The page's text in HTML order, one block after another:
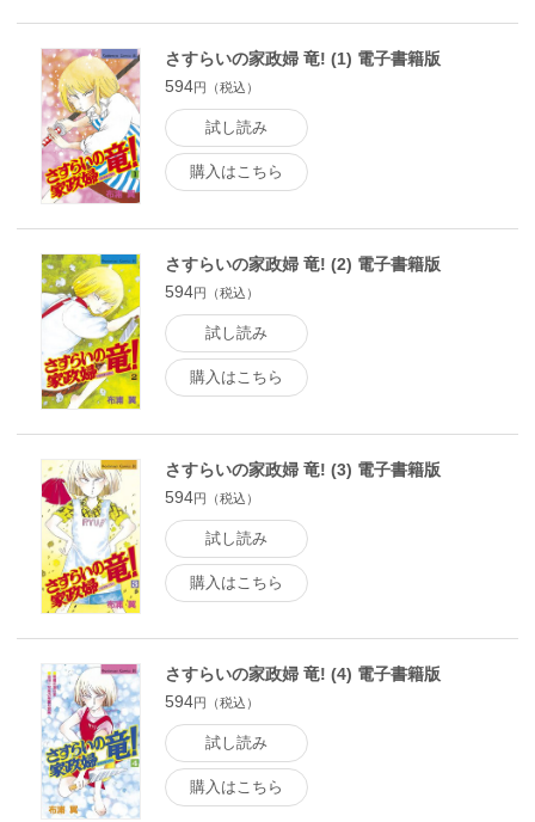
さすらいの家政婦 竜! (1) 電子書籍版
594円（税込）
試し読み
購入はこちら
さすらいの家政婦 竜! (2) 電子書籍版
594円（税込）
試し読み
購入はこちら
さすらいの家政婦 竜! (3) 電子書籍版
594円（税込）
試し読み
購入はこちら
さすらいの家政婦 竜! (4) 電子書籍版
594円（税込）
試し読み
購入はこちら